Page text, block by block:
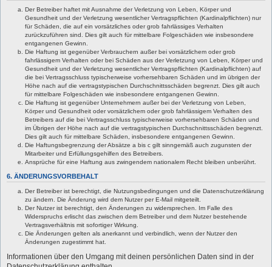
Der Betreiber haftet mit Ausnahme der Verletzung von Leben, Körper und
Gesundheit und der Verletzung wesentlicher Vertragspflichten (Kardinalpflichten) nur
für Schäden, die auf ein vorsätzliches oder grob fahrlässiges Verhalten
zurückzuführen sind. Dies gilt auch für mittelbare Folgeschäden wie insbesondere
entgangenen Gewinn.
Die Haftung ist gegenüber Verbrauchern außer bei vorsätzlichem oder grob
fahrlässigem Verhalten oder bei Schäden aus der Verletzung von Leben, Körper und
Gesundheit und der Verletzung wesentlicher Vertragspflichten (Kardinalpflichten) auf
die bei Vertragsschluss typischerweise vorhersehbaren Schäden und im übrigen der
Höhe nach auf die vertragstypischen Durchschnittsschäden begrenzt. Dies gilt auch
für mittelbare Folgeschäden wie insbesondere entgangenen Gewinn.
Die Haftung ist gegenüber Unternehmern außer bei der Verletzung von Leben,
Körper und Gesundheit oder vorsätzlichem oder grob fahrlässigem Verhalten des
Betreibers auf die bei Vertragsschluss typischerweise vorhersehbaren Schäden und
im Übrigen der Höhe nach auf die vertragstypischen Durchschnittsschäden begrenzt.
Dies gilt auch für mittelbare Schäden, insbesondere entgangenen Gewinn.
Die Haftungsbegrenzung der Absätze a bis c gilt sinngemäß auch zugunsten der
Mitarbeiter und Erfüllungsgehilfen des Betreibers.
Ansprüche für eine Haftung aus zwingendem nationalem Recht bleiben unberührt.
6. ÄNDERUNGSVORBEHALT
Der Betreiber ist berechtigt, die Nutzungsbedingungen und die Datenschutzerklärung
zu ändern. Die Änderung wird dem Nutzer per E-Mail mitgeteilt.
Der Nutzer ist berechtigt, den Änderungen zu widersprechen. Im Falle des
Widerspruchs erlischt das zwischen dem Betreiber und dem Nutzer bestehende
Vertragsverhältnis mit sofortiger Wirkung.
Die Änderungen gelten als anerkannt und verbindlich, wenn der Nutzer den
Änderungen zugestimmt hat.
Informationen über den Umgang mit deinen persönlichen Daten sind in der